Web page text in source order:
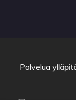
Palvelua